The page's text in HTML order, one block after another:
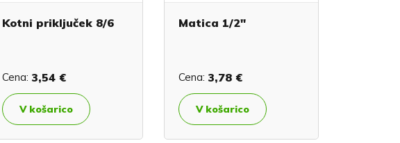
Kotni priključek 8/6
Cena: 3,54 €
V košarico
Matica 1/2"
Cena: 3,78 €
V košarico